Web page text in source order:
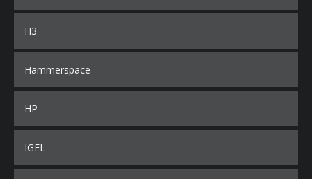
H3
Hammerspace
HP
IGEL